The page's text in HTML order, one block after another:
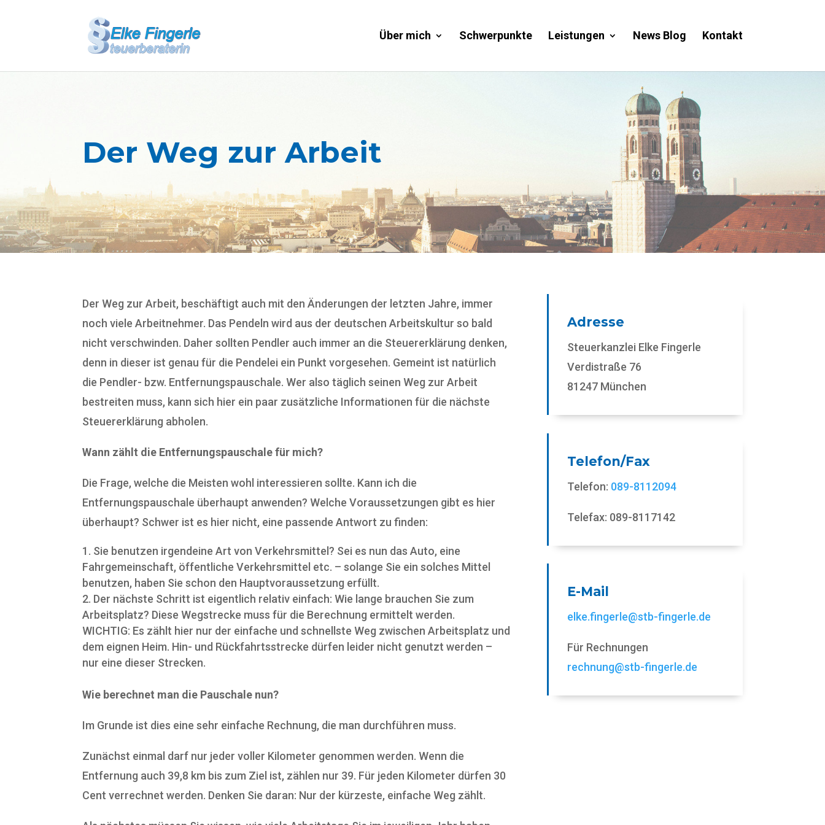
Über mich Schwerpunkte Leistungen News Blog Kontakt
Der Weg zur Arbeit
Der Weg zur Arbeit, beschäftigt auch mit den Änderungen der letzten Jahre, immer
noch viele Arbeitnehmer. Das Pendeln wird aus der deutschen Arbeitskultur so bald
nicht verschwinden. Daher sollten Pendler auch immer an die Steuererklärung denken,
denn in dieser ist genau für die Pendelei ein Punkt vorgesehen. Gemeint ist natürlich
die Pendler- bzw. Entfernungspauschale. Wer also täglich seinen Weg zur Arbeit
bestreiten muss, kann sich hier ein paar zusätzliche Informationen für die nächste
Steuererklärung abholen.
Wann zählt die Entfernungspauschale für mich?
Die Frage, welche die Meisten wohl interessieren sollte. Kann ich die
Entfernungspauschale überhaupt anwenden? Welche Voraussetzungen gibt es hier
überhaupt? Schwer ist es hier nicht, eine passende Antwort zu finden:
Sie benutzen irgendeine Art von Verkehrsmittel? Sei es nun das Auto, eine
Fahrgemeinschaft, öffentliche Verkehrsmittel etc. – solange Sie ein solches Mittel
benutzen, haben Sie schon den Hauptvoraussetzung erfüllt.
Der nächste Schritt ist eigentlich relativ einfach: Wie lange brauchen Sie zum
Arbeitsplatz? Diese Wegstrecke muss für die Berechnung ermittelt werden.
WICHTIG: Es zählt hier nur der einfache und schnellste Weg zwischen Arbeitsplatz und
dem eignen Heim. Hin- und Rückfahrtsstrecke dürfen leider nicht genutzt werden –
nur eine dieser Strecken.
Wie berechnet man die Pauschale nun?
Im Grunde ist dies eine sehr einfache Rechnung, die man durchführen muss.
Zunächst einmal darf nur jeder voller Kilometer genommen werden. Wenn die
Entfernung auch 39,8 km bis zum Ziel ist, zählen nur 39. Für jeden Kilometer dürfen 30
Cent verrechnet werden. Denken Sie daran: Nur der kürzeste, einfache Weg zählt.
Adresse
Steuerkanzlei Elke Fingerle
Verdistraße 76
81247 München
Telefon/Fax
Telefon: 089-8112094
Telefax: 089-8117142
E-Mail
elke.fingerle@stb-fingerle.de
Für Rechnungen
rechnung@stb-fingerle.de